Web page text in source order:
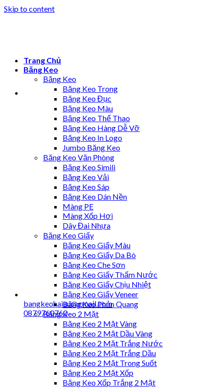
Skip to content
bangkeohaiau@gmail.com
0879760760
Trang Chủ
Băng Keo
Băng Keo
Băng Keo Trong
Băng Keo Đục
Băng Keo Màu
Băng Keo Thể Thao
Băng Keo Hàng Dễ Vỡ
Băng Keo In Logo
Jumbo Băng Keo
Băng Keo Văn Phòng
Băng Keo Simili
Băng Keo Vải
Băng Keo Sáp
Băng Keo Dán Nền
Màng PE
Màng Xốp Hơi
Dây Đai Nhựa
Băng Keo Giấy
Băng Keo Giấy Màu
Băng Keo Giấy Da Bò
Băng Keo Che Sơn
Băng Keo Giấy Thấm Nước
Băng Keo Giấy Chịu Nhiệt
Băng Keo Giấy Veneer
Băng Keo Phản Quang
Băng Keo 2 Mặt
Băng Keo 2 Mặt Vàng
Băng Keo 2 Mặt Dầu Vàng
Băng Keo 2 Mặt Trắng Nước
Băng Keo 2 Mặt Trắng Dầu
Băng Keo 2 Mặt Trong Suốt
Băng Keo 2 Mặt Xốp
Băng Keo Xốp Trắng 2 Mặt